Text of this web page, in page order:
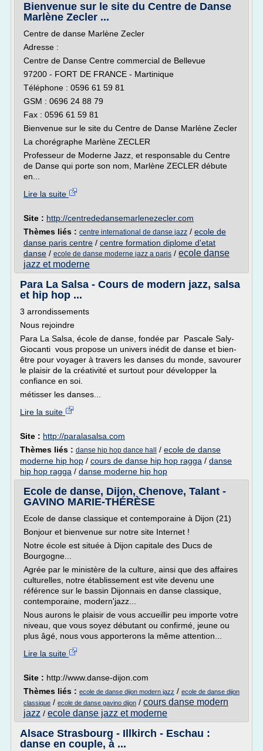
Bienvenue sur le site du Centre de Danse
Marlène Zecler ...
Centre de danse Marlène Zecler
Adresse :
Centre de Danse Centre commercial de Bellevue
97200 - FORT DE FRANCE - Martinique
Téléphone : 0596 61 59 81
GSM : 0696 24 88 79
Fax : 0596 61 59 81
Bienvenue sur le site du Centre de Danse Marlène Zecler
La chorégraphe Marlène ZECLER
Professeur de Moderne Jazz, et responsable du Centre
de Danse qui porte son nom, Marlène ZECLER débute
en...
Lire la suite
Site : http://centrededansemarlenezecler.com
Thèmes liés : centre international de danse jazz / ecole de
danse paris centre / centre formation diplome d'etat
danse / ecole de danse moderne jazz a paris / ecole danse
jazz et moderne
Para La Salsa - Cours de modern jazz, salsa
et hip hop ...
3 arrondissements
Nous rejoindre
Para La Salsa, école de danse, fondée par Pascale Saly-
Giocanti vous propose un univers inédit de danse et bien-
être pour voyager à travers les danses du monde, savourer
le plaisir de la créativité et surtout pour développer la
confiance en soi.
métisser les danses...
Lire la suite
Site : http://paralasalsa.com
Thèmes liés : danse hip hop dance hall / ecole de danse
moderne hip hop / cours de danse hip hop ragga / danse
hip hop ragga / danse moderne hip hop
Ecole de danse, Dijon, Chenove, Talant -
GAVINO MARIE-THÉRÈSE
Ecole de danse classique et contemporaine à Dijon (21)
Bonjour et bienvenue sur notre site Internet !
Notre école est située à Dijon capitale des Ducs de
Bourgogne...
Agrée par le ministère de la culture, ainsi que des affaires
culturelles, notre établissement est vite devenu une
référence sur le bassin Dijonnais en danse classique,
contemporaine, modern'jazz...
Nous aurons le plaisir de vous accueillir peu importe votre
niveau, que vous soyez débutant ou confirmé, jeune ou
plus âgé, nous vous apporterons la même attention...
Lire la suite
Site : http://www.danse-dijon.com
Thèmes liés : ecole de danse dijon modern jazz / ecole de danse dijon
classique / ecole de danse gavino dijon / cours danse modern
jazz / ecole danse jazz et moderne
Alsace Strasbourg - Illkirch - Eschau :
danse en couple, à ...